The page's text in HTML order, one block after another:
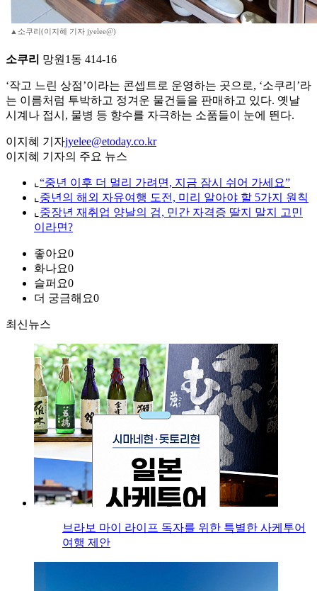
▲소쿠리(이지혜 기자 jyelee@)
소쿠리 망원1동 414-16
‘작고 느린 상점’이라는 콘셉트로 운영하는 곳으로, ‘소쿠리’라
는 이름처럼 투박하고 정겨운 물건들을 판매하고 있다. 옛날
시계나 접시, 물병 등 향수를 자극하는 소품들이 눈에 띈다.
이지혜 기자jyelee@etoday.co.kr
이지혜 기자의 주요 뉴스
⌞ “중년 이후 더 멀리 가려면, 지금 잠시 쉬어 가세요”
⌞ 중년의 해외 자유여행 도전, 미리 알아야 할 5가지 원칙
⌞ 중장년 재취업 양날의 검, 민간 자격증 딸지 말지 고민
이라면?
좋아요0
화나요0
슬퍼요0
더 궁금해요0
최신뉴스
브라보 마이 라이프 독자를 위한 특별한 사케투어
여행 제안